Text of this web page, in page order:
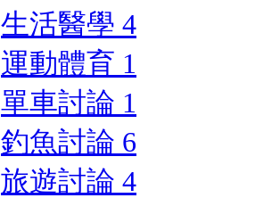
生活醫學 4
運動體育 1
單車討論 1
釣魚討論 6
旅遊討論 4